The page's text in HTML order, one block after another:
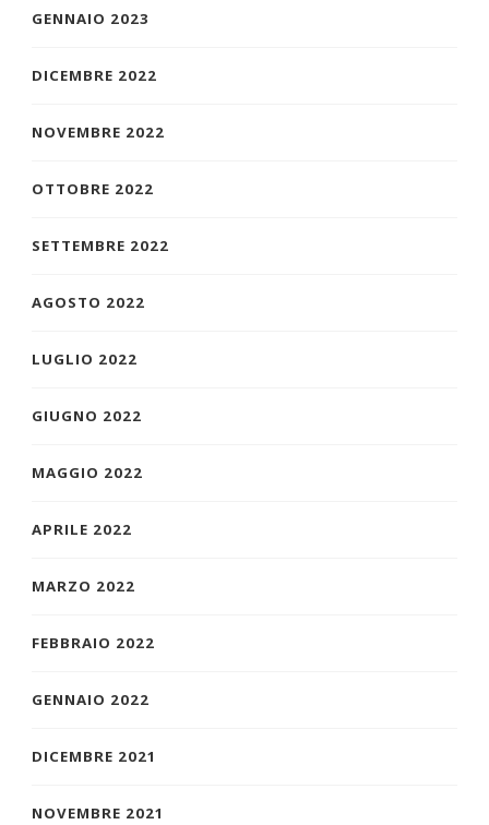
GENNAIO 2023
DICEMBRE 2022
NOVEMBRE 2022
OTTOBRE 2022
SETTEMBRE 2022
AGOSTO 2022
LUGLIO 2022
GIUGNO 2022
MAGGIO 2022
APRILE 2022
MARZO 2022
FEBBRAIO 2022
GENNAIO 2022
DICEMBRE 2021
NOVEMBRE 2021